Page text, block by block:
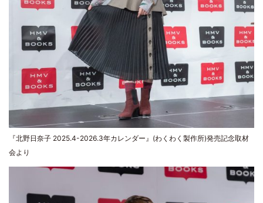
『北野日奈子 2025.4-2026.3年カレンダー』(わくわく製作所)発売記念取材
会より